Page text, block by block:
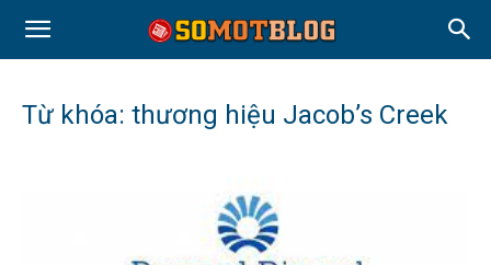
Từ khóa: thương hiệu Jacob’s Creek